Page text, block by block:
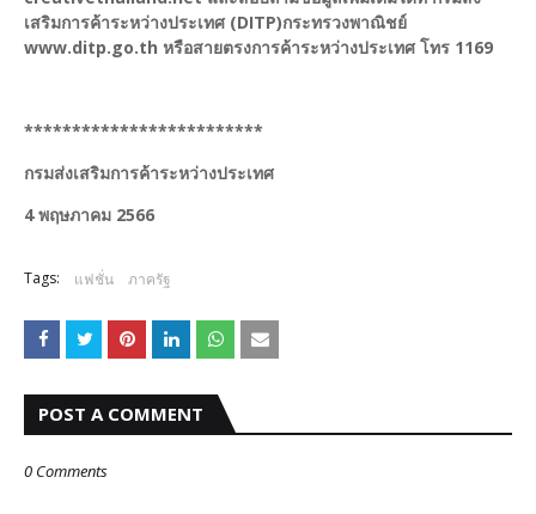
เสริมการค้าระหว่างประเทศ (DITP)กระทรวงพาณิชย์
www.ditp.go.th หรือสายตรงการค้าระหว่างประเทศ โทร 1169
*************************
กรมส่งเสริมการค้าระหว่างประเทศ
4 พฤษภาคม 2566
Tags: แฟชั่น ภาครัฐ
POST A COMMENT
0 Comments